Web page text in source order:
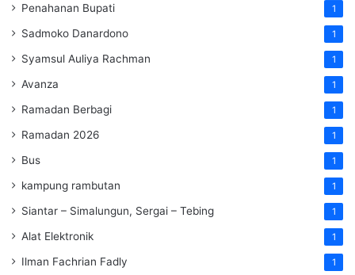
Penahanan Bupati 1
Sadmoko Danardono 1
Syamsul Auliya Rachman 1
Avanza 1
Ramadan Berbagi 1
Ramadan 2026 1
Bus 1
kampung rambutan 1
Siantar – Simalungun, Sergai – Tebing 1
Alat Elektronik 1
Ilman Fachrian Fadly 1